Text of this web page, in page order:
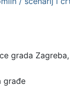
grada
građe